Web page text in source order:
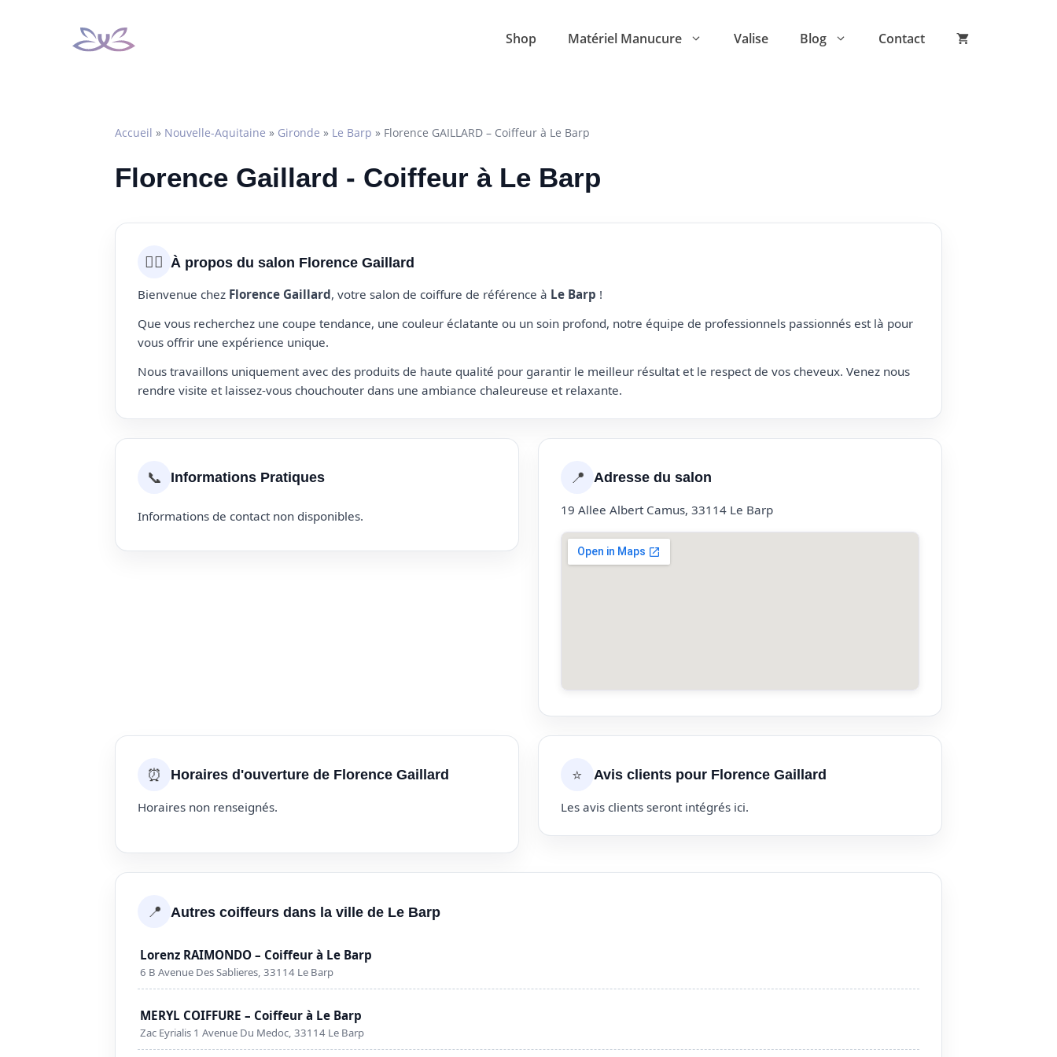
Shop Matériel Manucure Valise Blog Contact
Accueil » Nouvelle-Aquitaine » Gironde » Le Barp » Florence GAILLARD – Coiffeur à Le Barp
Florence Gaillard - Coiffeur à Le Barp
💇‍♀️ À propos du salon Florence Gaillard
Bienvenue chez Florence Gaillard, votre salon de coiffure de référence à Le Barp !
Que vous recherchez une coupe tendance, une couleur éclatante ou un soin profond, notre équipe de professionnels passionnés est là pour
vous offrir une expérience unique.
Nous travaillons uniquement avec des produits de haute qualité pour garantir le meilleur résultat et le respect de vos cheveux. Venez nous
rendre visite et laissez-vous chouchouter dans une ambiance chaleureuse et relaxante.
📞 Informations Pratiques
Informations de contact non disponibles.
📍 Adresse du salon
19 Allee Albert Camus, 33114 Le Barp
⏰ Horaires d'ouverture de Florence Gaillard
Horaires non renseignés.
⭐ Avis clients pour Florence Gaillard
Les avis clients seront intégrés ici.
📍 Autres coiffeurs dans la ville de Le Barp
Lorenz RAIMONDO – Coiffeur à Le Barp
6 B Avenue Des Sablieres, 33114 Le Barp
MERYL COIFFURE – Coiffeur à Le Barp
Zac Eyrialis 1 Avenue Du Medoc, 33114 Le Barp